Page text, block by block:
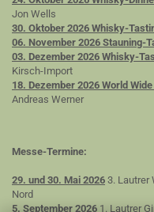
Jon Wells
30. Oktober 2026 Whisky-
06. November 2026 Stauning-
03. Dezember 2026 Whisky-
Kirsch-Import
18. Dezember 2026 World
Andreas Werner
Messe-Termine:
29. und 30. Mai 2026 3. Lautrer
Nord
5. September 2026 1. Lautrer